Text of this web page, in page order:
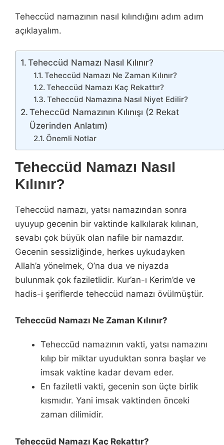
Teheccüd namazının nasıl kılındığını adım adım
açıklayalım.
Teheccüd Namazı Nasıl Kılınır?
Teheccüd Namazı Ne Zaman Kılınır?
Teheccüd Namazı Kaç Rekattır?
Teheccüd Namazına Nasıl Niyet Edilir?
Teheccüd Namazının Kılınışı (2 Rekat
Üzerinden Anlatım)
Önemli Notlar
Teheccüd Namazı Nasıl
Kılınır?
Teheccüd namazı, yatsı namazından sonra
uyuyup gecenin bir vaktinde kalkılarak kılınan,
sevabı çok büyük olan nafile bir namazdır.
Gecenin sessizliğinde, herkes uykudayken
Allah’a yönelmek, O’na dua ve niyazda
bulunmak çok faziletlidir. Kur’an-ı Kerim’de ve
hadis-i şeriflerde teheccüd namazı övülmüştür.
Teheccüd Namazı Ne Zaman Kılınır?
Teheccüd namazının vakti, yatsı namazını
kılıp bir miktar uyuduktan sonra başlar ve
imsak vaktine kadar devam eder.
En faziletli vakti, gecenin son üçte birlik
kısmıdır. Yani imsak vaktinden önceki
zaman dilimidir.
Teheccüd Namazı Kaç Rekattır?